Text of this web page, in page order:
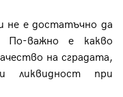
не е достатъчно да
По-важно е какво
на сградата,
ликвидност при